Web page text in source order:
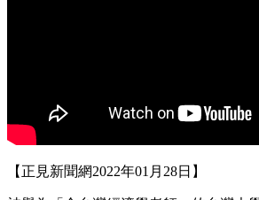
【正見新聞網2022年01月28日】